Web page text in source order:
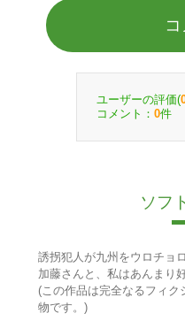
ユーザーの評価(
コメント： 0件
ソフ
誘拐犯人が九州をウロチョ
加藤さんと、私はあんまり
(この作品は完全なるフィク
物です。)